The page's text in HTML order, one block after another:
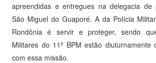
apreendidas e entregues na delegacia de
São Miguel do Guaporé. A da Polícia
Rondônia é servir e proteger, sendo
Militares do 11º BPM estão diuturnamente
com essa missão.